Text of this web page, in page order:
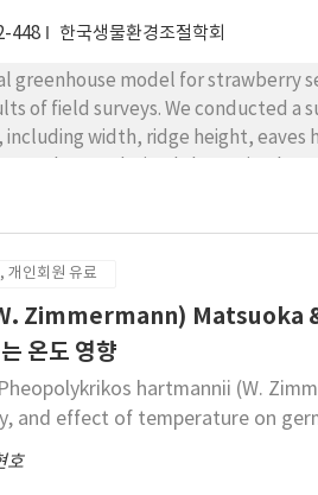
448 한국생물환경조절학회
greenhouse model for strawberry
of field surveys. We conducted a
width, ridge height, eaves
at 14 meters to maximize the
support beams with dimensions of
disasters, considering
greenhouse model to conduct
93.2%. These findings confirm
and enhancing overall
개인회원 유료
Matsuoka &
온도 영향
hartmannii (W.
and effect of temperature on
호